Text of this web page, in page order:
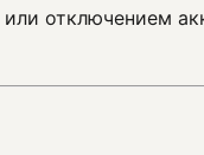
отключением